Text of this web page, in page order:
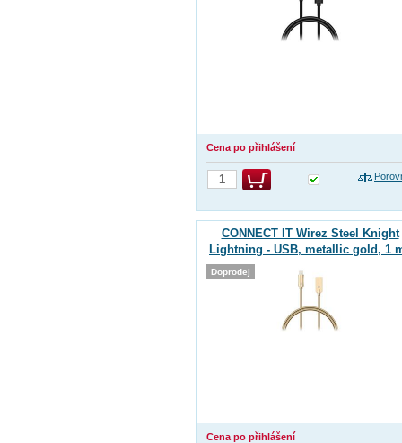
Cena po přihlášení
CONNECT IT Wirez Steel Knight
Lightning - USB, metallic gold, 1
Cena po přihlášení
Doprodej